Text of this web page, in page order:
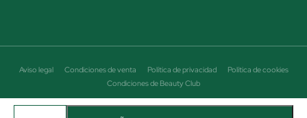
Aviso legal Condiciones de venta Política de privacidad
Política de cookies
Condiciones de Beauty Club
Avenida Puigcerda Nº7 08185 Lliça de Vall Email: info@perfumeriajulia.es Teléfono: +34